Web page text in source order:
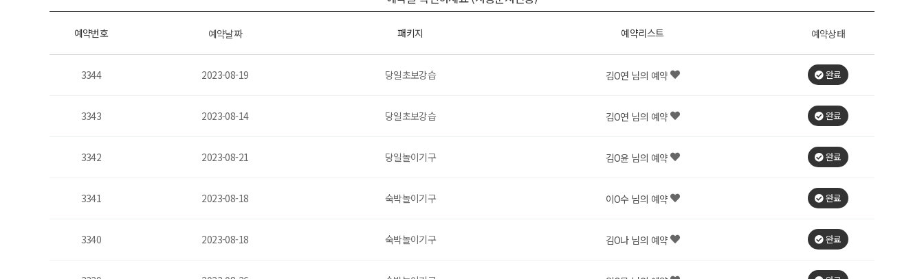
예약번호 예약날짜 패키지 예약리스트 예약상태
3344 2023-08-19 당일초보강습 김O연 님의 예약 완료
3343 2023-08-14 당일초보강습 김O연 님의 예약 완료
3342 2023-08-21 당일놀이기구 김O윤 님의 예약 완료
3341 2023-08-18 숙박놀이기구 이O수 님의 예약 완료
3340 2023-08-18 숙박놀이기구 김O나 님의 예약 완료